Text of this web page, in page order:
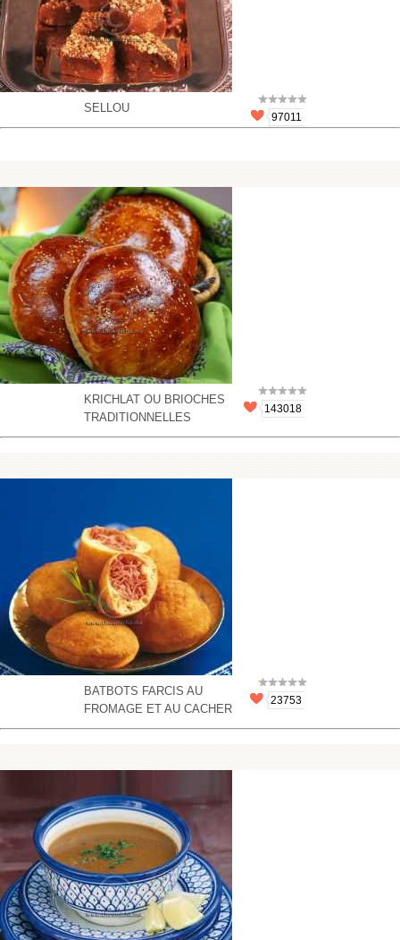
SELLOU
97011
KRICHLAT OU BRIOCHES
TRADITIONNELLES
143018
BATBOTS FARCIS AU
FROMAGE ET AU CACHER
23753